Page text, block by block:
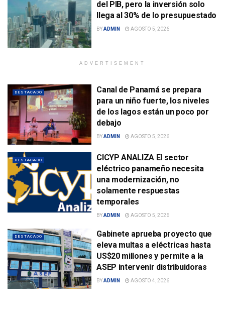
del PIB, pero la inversión solo
llega al 30% de lo presupuestado
BYADMIN AGOSTO 5, 2026
ADVERTISEMENT
DESTACADO
Canal de Panamá se prepara
para un niño fuerte, los niveles
de los lagos están un poco por
debajo
BYADMIN AGOSTO 5, 2026
DESTACADO
CICYP ANALIZA El sector
eléctrico panameño necesita
una modernización, no
solamente respuestas
temporales
BYADMIN AGOSTO 5, 2026
DESTACADO
Gabinete aprueba proyecto que
eleva multas a eléctricas hasta
US$20 millones y permite a la
ASEP intervenir distribuidoras
BYADMIN AGOSTO 4, 2026